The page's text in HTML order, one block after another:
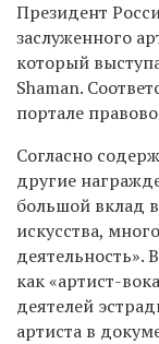
Президент
заслуженного
который
Shaman.
портале
Согласно
другие
большой вклад
искусства,
деятельность».
как «артист-
деятелей
артиста в